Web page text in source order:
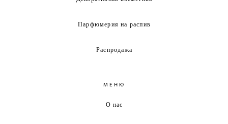
Парфюмерия на распив
Распродажа
МЕНЮ
О нас